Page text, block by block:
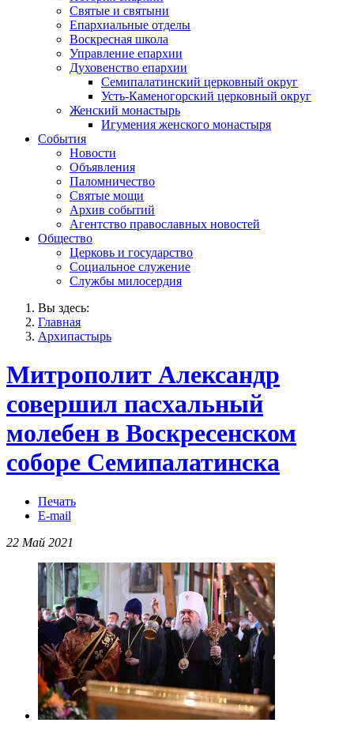
Святые и святыни
Епархиальные отделы
Воскресная школа
Управление епархии
Духовенство епархии
Семипалатинский церковный округ
Усть-Каменогорский церковный округ
Женский монастырь
Игумения женского монастыря
События
Новости
Объявления
Паломничество
Святые мощи
Архив событий
Агентство православных новостей
Общество
Церковь и государство
Социальное служение
Службы милосердия
Вы здесь:
Главная
Архипастырь
Митрополит Александр
совершил пасхальный
молебен в Воскресенском
соборе Семипалатинска
Печать
E-mail
22 Май 2021